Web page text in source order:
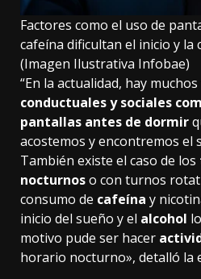
Factores como el uso de
cafeína dificultan el inicio y la
(Imagen Ilustrativa Infobae)
“En la actualidad, hay muchos
conductuales y sociales
pantallas antes de dormir
acostemos y encontremos el
También existe el caso de los
nocturnoso con turnos
consumo de cafeína y
inicio del sueño y el alcohol
motivo pude ser hacer
horario nocturno», detalló la